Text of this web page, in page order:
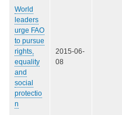
World
leaders
urge FAO
to pursue
rights,
equality
and
social
protectio
n
2015-06-
08